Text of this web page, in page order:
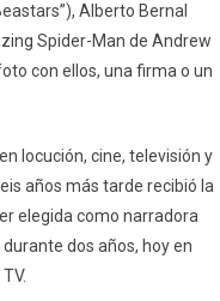
Alberto Bernal
Spider-Man de Andrew
con ellos, una firma o un
locución, cine, televisión y
años más tarde recibió la
elegida como narradora
dos años, hoy en